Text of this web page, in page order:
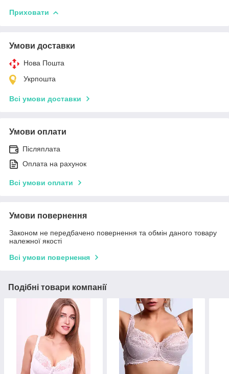
Приховати
Умови доставки
Нова Пошта
Укрпошта
Всі умови доставки
Умови оплати
Післяплата
Оплата на рахунок
Всі умови оплати
Умови повернення
Законом не передбачено повернення та обмін даного товару
належної якості
Всі умови повернення
Подібні товари компанії